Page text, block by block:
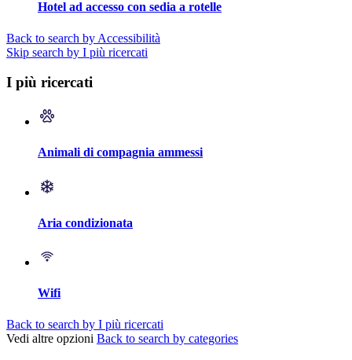
Hotel ad accesso con sedia a rotelle
Back to search by Accessibilità
Skip search by I più ricercati
I più ricercati
Animali di compagnia ammessi
Aria condizionata
Wifi
Back to search by I più ricercati
Vedi altre opzioni Back to search by categories